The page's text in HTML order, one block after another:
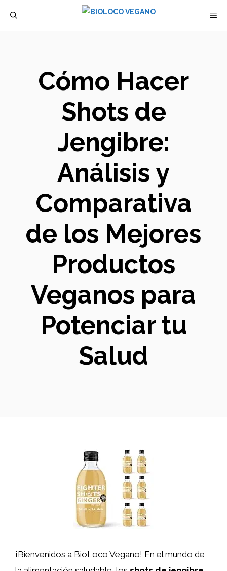
Cómo Hacer
Shots de
Jengibre:
Análisis y
Comparativa
de los Mejores
Productos
Veganos para
Potenciar tu
Salud
¡Bienvenidos a BioLoco Vegano! En el mundo de